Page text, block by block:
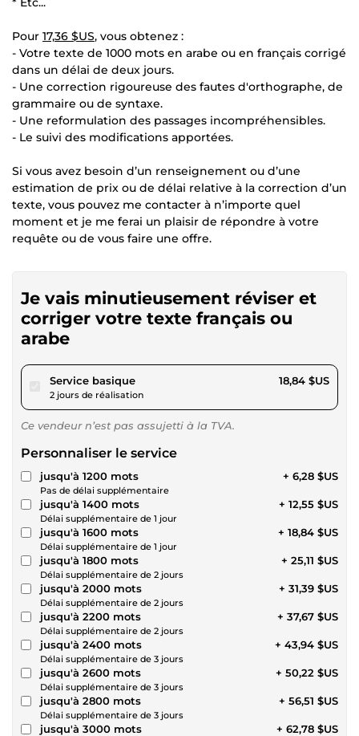
Pour 17,36 $US, vous obtenez :
- Votre texte de 1000 mots en arabe ou en français corrigé
dans un délai de deux jours.
- Une correction rigoureuse des fautes d'orthographe, de
grammaire ou de syntaxe.
- Une reformulation des passages incompréhensibles.
- Le suivi des modifications apportées.
Si vous avez besoin d’un renseignement ou d’une
estimation de prix ou de délai relative à la correction d’un
texte, vous pouvez me contacter à n’importe quel
moment et je me ferai un plaisir de répondre à votre
requête ou de vous faire une offre.
Je vais minutieusement réviser et
corriger votre texte français ou
arabe
Service basiquepour 17,36 $US
2 jours de réalisation
18,84 $US
Ce vendeur n’est pas assujetti à la TVA.
Personnaliser le service
jusqu'à 1200 mots
Pas de délai supplémentaire
+ 6,28 $US
jusqu'à 1400 mots
Délai supplémentaire de 1 jour
+ 12,55 $US
jusqu'à 1600 mots
Délai supplémentaire de 1 jour
+ 18,84 $US
jusqu'à 1800 mots
Délai supplémentaire de 2 jours
+ 25,11 $US
jusqu'à 2000 mots
Délai supplémentaire de 2 jours
+ 31,39 $US
jusqu'à 2200 mots
Délai supplémentaire de 2 jours
+ 37,67 $US
jusqu'à 2400 mots
Délai supplémentaire de 3 jours
+ 43,94 $US
jusqu'à 2600 mots
Délai supplémentaire de 3 jours
+ 50,22 $US
jusqu'à 2800 mots
Délai supplémentaire de 3 jours
+ 56,51 $US
jusqu'à 3000 mots + 62,78 $US